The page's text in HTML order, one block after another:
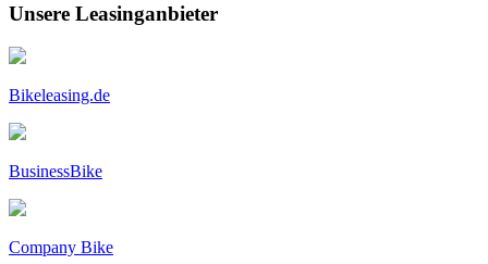
Unsere Leasinganbieter
Bikeleasing.de
BusinessBike
Company Bike